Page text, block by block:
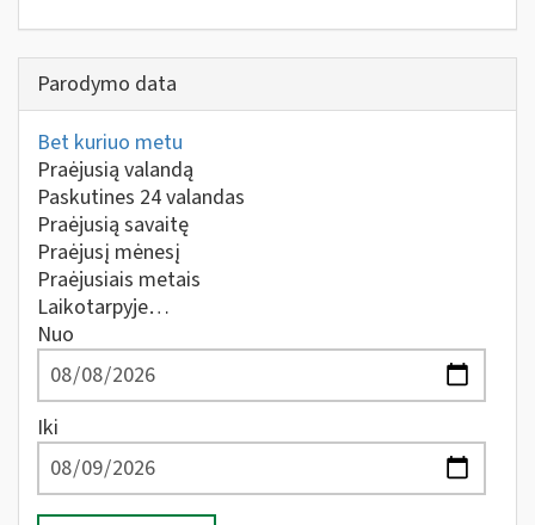
Parodymo data
Bet kuriuo metu
Praėjusią valandą
Paskutines 24 valandas
Praėjusią savaitę
Praėjusį mėnesį
Praėjusiais metais
Laikotarpyje…
Nuo
Iki